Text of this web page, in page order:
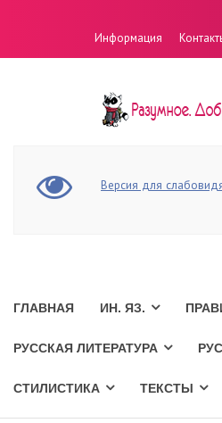
Информация
Версия для
ГЛАВНАЯ ИН. ЯЗ.
РУССКАЯ ЛИТЕРАТУРА
СТИЛИСТИКА ТЕКСТЫ